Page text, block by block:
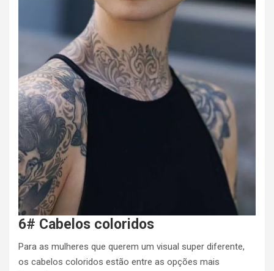
6# Cabelos coloridos
Para as mulheres que querem um visual super diferente,
os cabelos coloridos estão entre as opções mais